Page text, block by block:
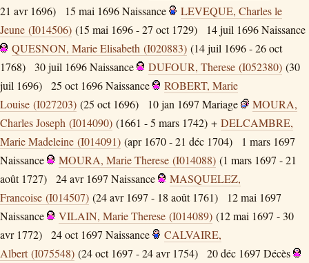
21 avr 1696)
15 mai 1696Naissance
LEVEQUE, Charles le
Jeune (I014506) (15 mai 1696 - 27 oct 1729) 14 juil 1696Naissance
QUESNON, Marie Elisabeth (I020883) (14 juil 1696 - 26 oct
1768)
30 juil 1696Naissance DUFOUR, Therese (I052380) (30
juil 1696)
25 oct 1696Naissance
ROBERT, Marie
Louise (I027203) (25 oct 1696) 10 jan 1697 Mariage
MOURA,
Charles Joseph (I014090) (1661 - 5 mars 1742) + DELCAMBRE,
Marie Madeleine (I014091) (apr 1670 - 21 déc 1704)
1 mars 1697
Naissance
MOURA, Marie Therese (I014088) (1 mars 1697 - 21
août 1727)
24 avr 1697 Naissance
MASQUELEZ,
Francoise (I014507) (24 avr 1697 - 18 août 1761)
12 mai 1697
Naissance
VILAIN, Marie Therese (I014089) (12 mai 1697 - 30
avr 1772)
24 oct 1697 Naissance
CALVAIRE,
Albert (I075548) (24 oct 1697 - 24 avr 1754) 20 déc 1697 Décès